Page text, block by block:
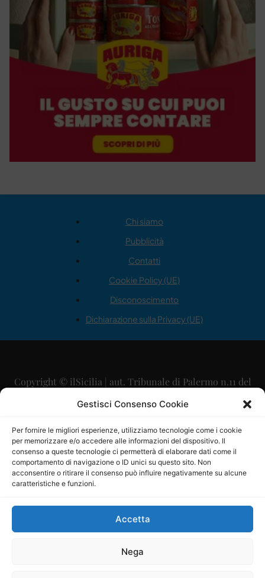
Gestisci Consenso Cookie
Per fornire le migliori esperienze, utilizziamo tecnologie come i cookie
per memorizzare e/o accedere alle informazioni del dispositivo. Il
consenso a queste tecnologie ci permetterà di elaborare dati come il
comportamento di navigazione o ID unici su questo sito. Non
acconsentire o ritirare il consenso può influire negativamente su alcune
caratteristiche e funzioni.
Accetta
Nega
Chi siamo
Pubblicità
Contatti
Cookie Policy (UE)
Disconoscimento
Dichiarazione sulla Privacy (UE)
Copyright © ilSicilia | aut. Tribunale di Palermo n.11 del
29/09/2015
Direttore Editoriale: Maurizio Scaglione
Direttore Responsabile: Maria Calabrese
P.IVA: 06334930820
Mercurio Comunicazione Società Cooperativa a r.l. è
iscritta al Registro degli Operatori di Comunicazione al